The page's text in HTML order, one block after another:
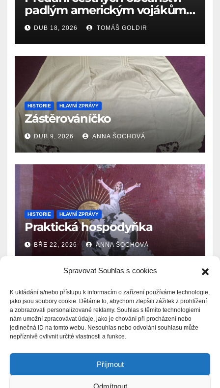
Spravovat Souhlas s cookies
K ukládání a/nebo přístupu k informacím o zařízení používáme technologie,
jako jsou soubory cookie. Děláme to, abychom zlepšili zážitek z prohlížení
a zobrazovali personalizované reklamy. Souhlas s těmito technologiemi
nám umožní zpracovávat údaje, jako je chování při procházení nebo
jedinečná ID na tomto webu. Nesouhlas nebo odvolání souhlasu může
nepříznivě ovlivnit určité vlastnosti a funkce.
Příjmout
Odmítnout
padlým americkým vojákům
k 81. výročí osvobození Aše
(18.4.1945)
DUB 18, 2026 TOMÁŠ GOLDIR
HISTORIE HLAVNÍ ZPRÁVY
Zástěrováníčko
DUB 9, 2026 ANNA ŠOCHOVÁ
HISTORIE HLAVNÍ ZPRÁVY
Praktická hospodyňka
BŘE 22, 2026 ANNA ŠOCHOVÁ
Zprávy.Ašsko.eu